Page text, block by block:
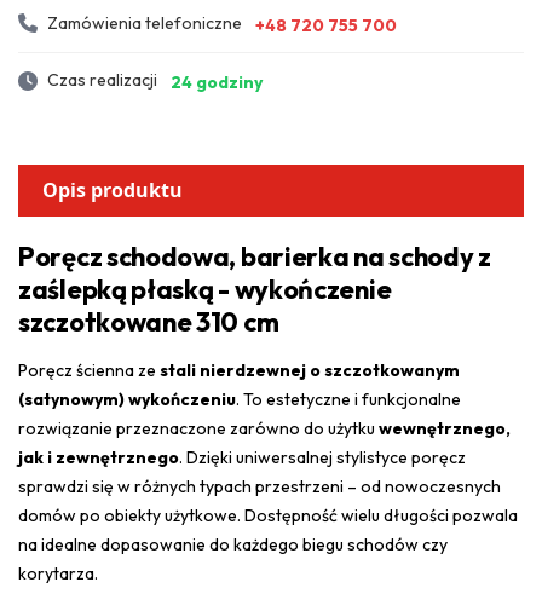
Zamówienia telefoniczne +48 720 755 700
Czas realizacji 24 godziny
Opis produktu
Poręcz schodowa, barierka na schody z
zaślepką płaską - wykończenie
szczotkowane 310 cm
Poręcz ścienna ze stali nierdzewnej o szczotkowanym
(satynowym) wykończeniu. To estetyczne i funkcjonalne
rozwiązanie przeznaczone zarówno do użytku wewnętrznego,
jak i zewnętrznego. Dzięki uniwersalnej stylistyce poręcz
sprawdzi się w różnych typach przestrzeni – od nowoczesnych
domów po obiekty użytkowe. Dostępność wielu długości pozwala
na idealne dopasowanie do każdego biegu schodów czy
korytarza.